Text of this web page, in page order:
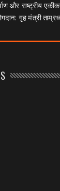
और राष्ट्रीय
गृह मंत्री